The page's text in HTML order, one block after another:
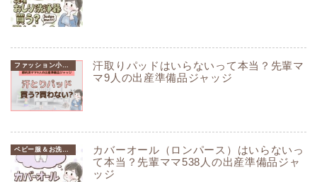
ファッション小物編
汗取りパッドはいらないって本当？先輩マ
マ9人の出産準備品ジャッジ
カバーオール（ロンパース）はいらないっ
て本当？先輩ママ538人の出産準備品ジャ
ッジ